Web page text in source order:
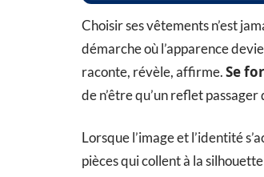
Choisir ses vêtements n’est
démarche où l’apparence
raconte, révèle, affirme.Se
de n’être qu’un reflet
Lorsque l’image et l’identité
pièces qui collent à la